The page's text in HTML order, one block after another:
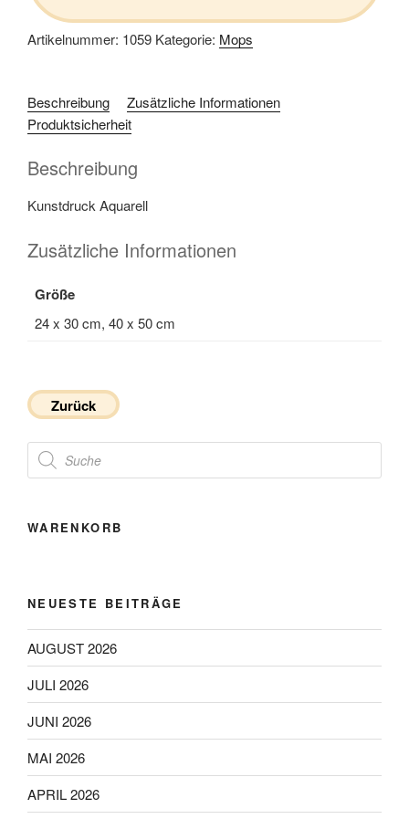
Artikelnummer: 1059 Kategorie: Mops
Beschreibung
Zusätzliche Informationen
Produktsicherheit
Beschreibung
Kunstdruck Aquarell
Zusätzliche Informationen
Größe
24 x 30 cm, 40 x 50 cm
Zurück
Products
search
WARENKORB
NEUESTE BEITRÄGE
AUGUST 2026
JULI 2026
JUNI 2026
MAI 2026
APRIL 2026